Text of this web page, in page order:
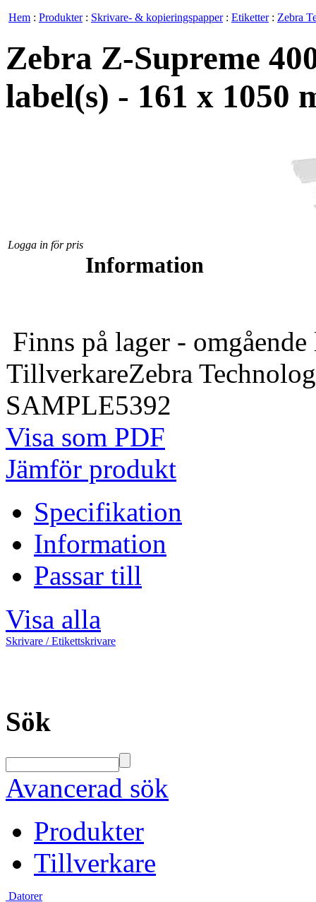
Hem : Produkter: Skrivare- & kopieringspapper: Etiketter: Zebra
Zebra Z-Supreme
label(s) - 161 x 1050
Logga in för pris
Information
Finns på lager - omgående
TillverkareZebra
SAMPLE5392
Visa som PDF
Jämför produkt
Specifikation
Information
Passar till
Visa alla
Skrivare / Etikettskrivare
Sök
Avancerad sök
Produkter
Tillverkare
Datorer